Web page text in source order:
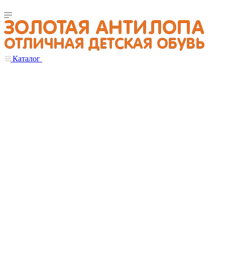
Каталог